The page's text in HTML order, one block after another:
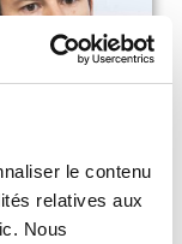
le contenu
relatives aux
Nous
Plane
Directeur